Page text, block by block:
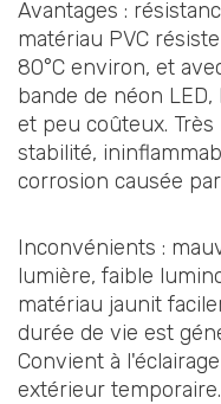
Avantages :
matériau PVC
80°C environ, et
bande de néon
et peu coûteux.
stabilité,
corrosion causée
Inconvénients :
lumière, faible
matériau jaunit
durée de vie est
Convient à
extérieur temporaire.